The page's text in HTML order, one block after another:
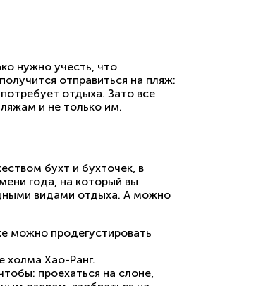
нужно учесть, что
отправиться на пляж:
отдыха. Зато все
и не только им.
бухт и бухточек, в
года, на который вы
видами отдыха. А можно
можно продегустировать
холма Хао-Ранг.
проехаться на слоне,